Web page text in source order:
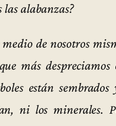
las alabanzas?
de nosotros
más
están
ni los minerales.